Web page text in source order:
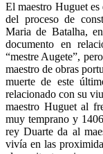
El maestro Huguet es
del proceso de
Maria de Batalha,
documento en
“mestre Augete”,
maestro de obras
muerte de este
relacionado con su
maestro Huguet al
muy temprano y
rey Duarte da al
vivía en las